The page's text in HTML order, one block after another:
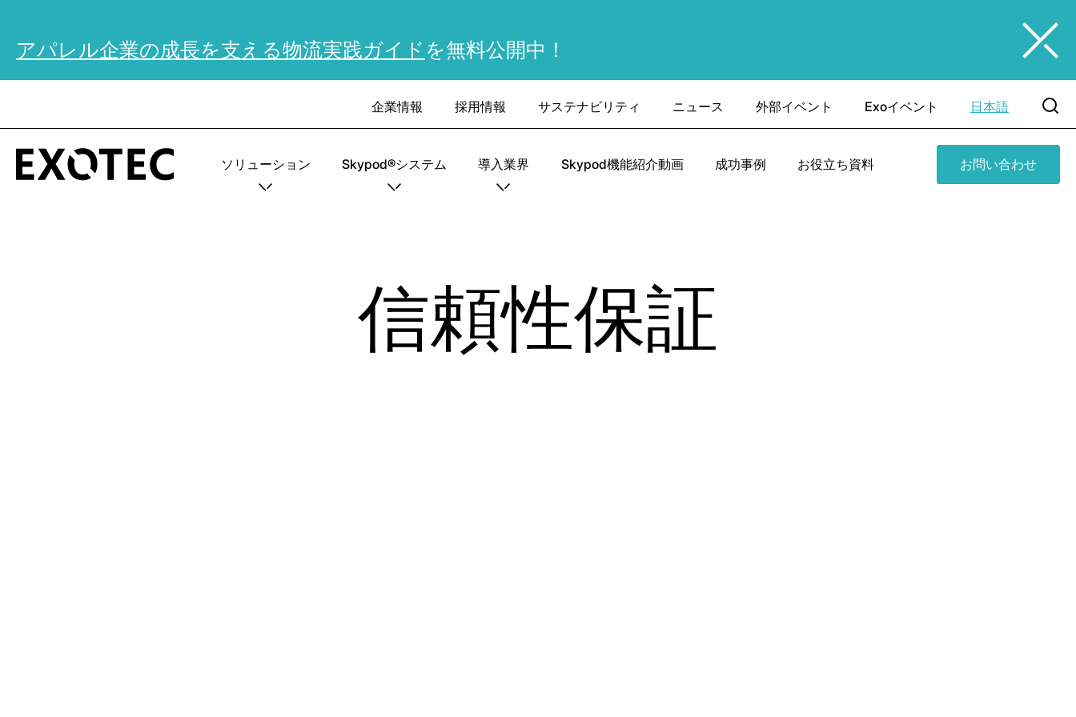
アパレル企業の成長を支える物流実践ガイド を無料公開中！
企業情報 採用情報 サステナビリティ ニュース 外部イベント Exoイベント 日本語
ソリューション Skypod®システム 導入業界 Skypod機能紹介動画 成功事例 お役立ち資料 お問い合わせ
信頼性保証